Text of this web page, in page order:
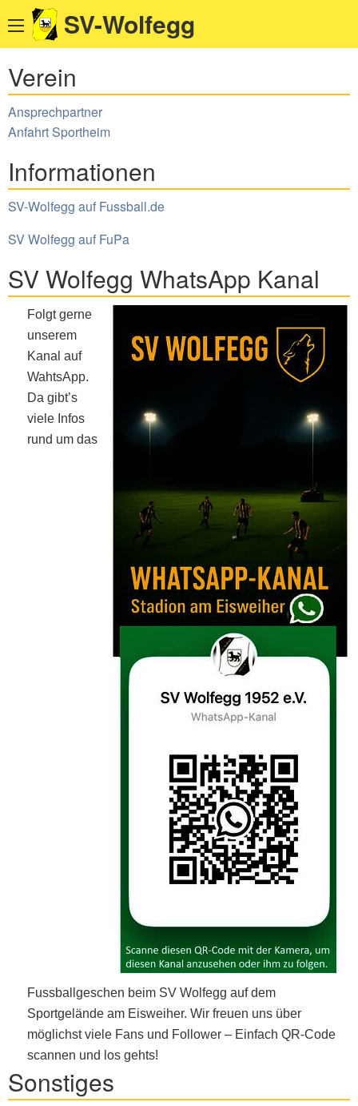
SV-Wolfegg
Verein
Ansprechpartner
Anfahrt Sportheim
Informationen
SV-Wolfegg auf Fussball.de
SV Wolfegg auf FuPa
SV Wolfegg WhatsApp Kanal
Folgt gerne
unserem
Kanal auf
WahtsApp.
Da gibt’s
viele Infos
rund um das
Fussballgeschen beim SV Wolfegg auf dem
Sportgelände am Eisweiher. Wir freuen uns über
möglichst viele Fans und Follower – Einfach QR-Code
scannen und los gehts!
Sonstiges